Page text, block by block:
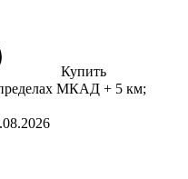
Купить
МКАД + 5 км;